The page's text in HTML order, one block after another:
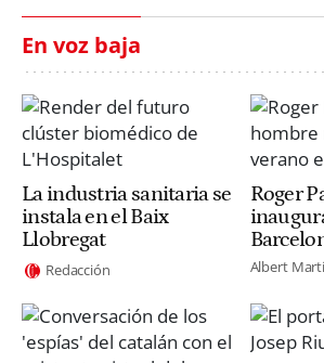
En voz baja
La industria sanitaria se
instala en el Baix
Llobregat
Redacción
Roger
Albert